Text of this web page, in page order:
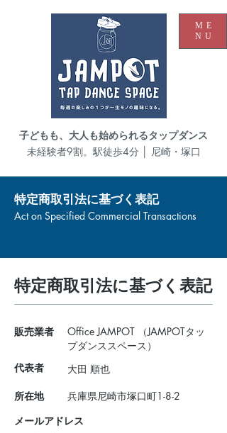
ME
NU
子どもも、大人も始められるタップダンス
未経験者9割。駅徒歩4分 │ 尼崎・塚口
特定商取引法に基づく表記
Act on Specified Commercial Transactions
特定商取引法に基づく表記
販売業者
Office JAMPOT （JAMPOTタッ
プダンススペース）
代表者
大田 順也
所在地
兵庫県尼崎市塚口町1-8-2
メールアドレス